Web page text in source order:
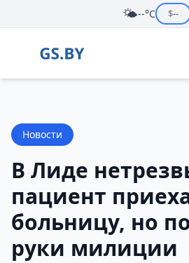
🌤️--°C $--
Новости
В Лиде
пациент
больницу, но
руки милиции